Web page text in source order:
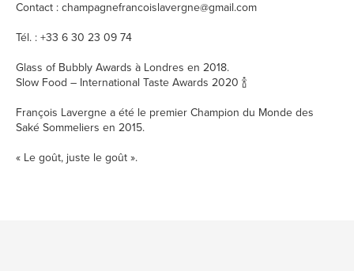
Contact : champagnefrancoislavergne@gmail.com
Tél. : +33 6 30 23 09 74
Glass of Bubbly Awards à Londres en 2018.
Slow Food – International Taste Awards 2020 🍾
François Lavergne a été le premier Champion du Monde des
Saké Sommeliers en 2015.
« Le goût, juste le goût ».